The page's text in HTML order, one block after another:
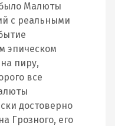
было Малюты
с реальными
эпическом
пиру,
все
достоверно
Грозного, его